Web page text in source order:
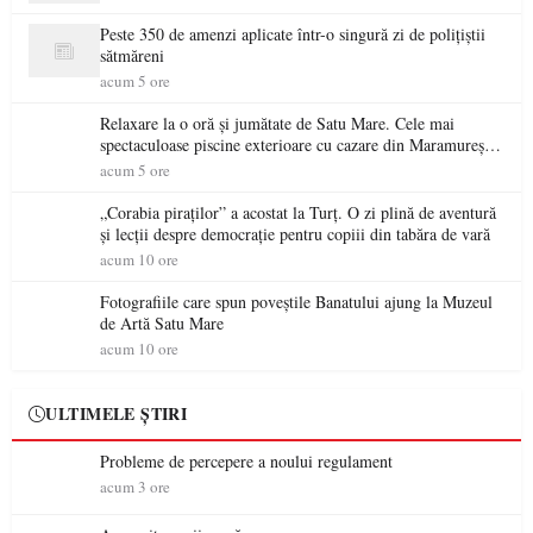
Peste 350 de amenzi aplicate într-o singură zi de polițiștii
sătmăreni
acum 5 ore
Relaxare la o oră și jumătate de Satu Mare. Cele mai
spectaculoase piscine exterioare cu cazare din Maramureș,
ideale pentru o escapadă de vară
acum 5 ore
„Corabia piraților” a acostat la Turț. O zi plină de aventură
și lecții despre democrație pentru copiii din tabăra de vară
acum 10 ore
Fotografiile care spun poveștile Banatului ajung la Muzeul
de Artă Satu Mare
acum 10 ore
ULTIMELE ȘTIRI
Probleme de percepere a noului regulament
acum 3 ore